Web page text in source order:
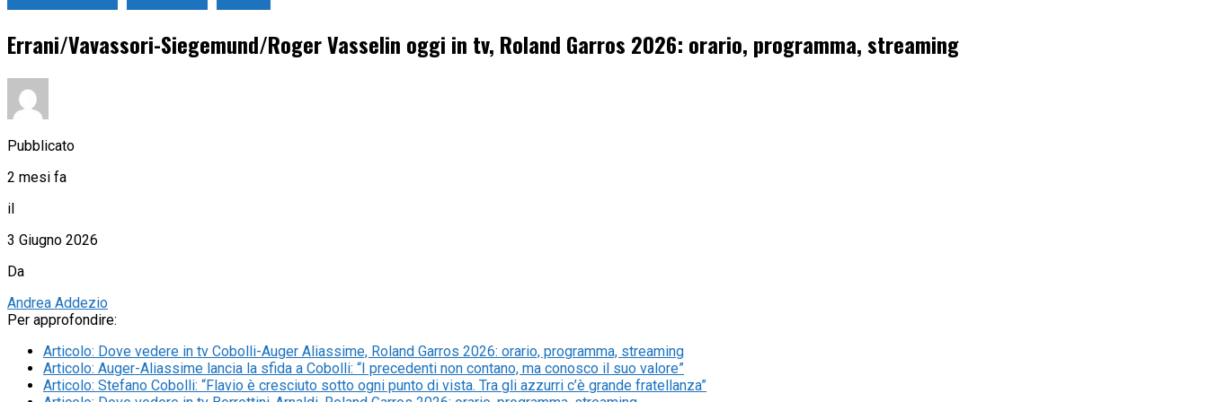
Errani/Vavassori-Siegemund/Roger Vasselin oggi in tv, Roland Garros 2026: orario, programma, streaming
Pubblicato
2 mesi fa
il
3 Giugno 2026
Da
Andrea Addezio
Per approfondire:
Articolo: Dove vedere in tv Cobolli-Auger Aliassime, Roland Garros 2026: orario, programma, streaming
Articolo: Auger-Aliassime lancia la sfida a Cobolli: “I precedenti non contano, ma conosco il suo valore”
Articolo: Stefano Cobolli: “Flavio è cresciuto sotto ogni punto di vista. Tra gli azzurri c’è grande fratellanza”